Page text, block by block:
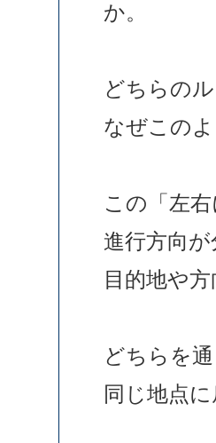
か。
どちらの
なぜこの
この「左
進行方向
目的地や
どちらを
同じ地点